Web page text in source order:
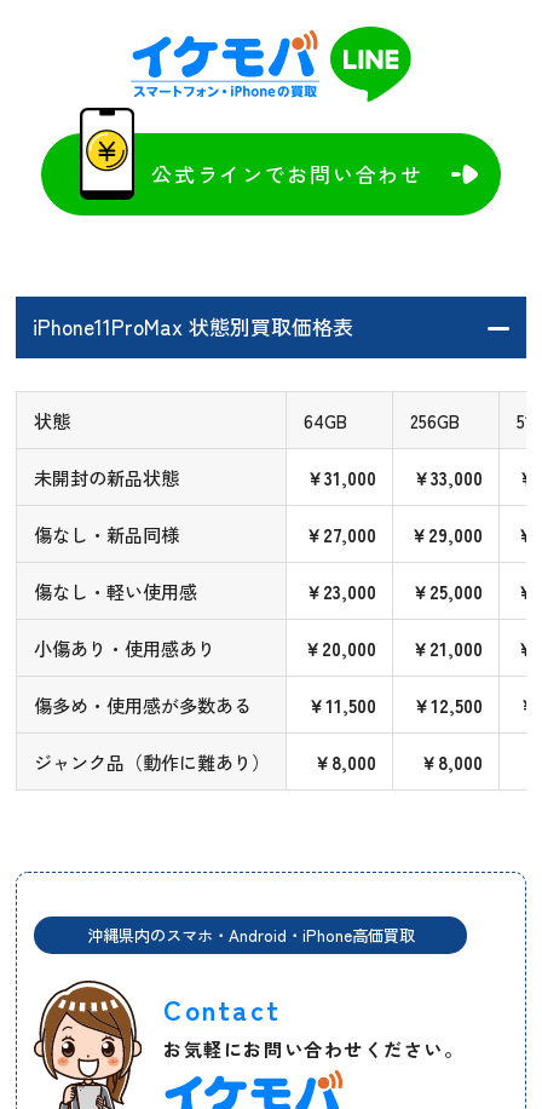
公式ラインでお問い合わせ
iPhone11ProMax 状態別買取価格表
状態 64GB 256GB
未開封の新品状態 ￥31,000 ￥33,000
傷なし・新品同様 ￥27,000 ￥29,000 ￥
傷なし・軽い使用感 ￥23,000 ￥25,000 ￥
小傷あり・使用感あり ￥20,000 ￥21,000 ￥
傷多め・使用感が多数ある ￥11,500 ￥12,500
ジャンク品（動作に難あり） ￥8,000 ￥8,000
沖縄県内のスマホ・Android・iPhone高価買取
Contact
お気軽にお問い合わせください。